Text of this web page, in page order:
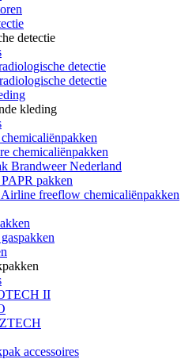
detectie
detectie
detectie
kleding
chemicaliënpakken
Brandweer Nederland
pakken
freeflow chemicaliënpakken
II
accessoires